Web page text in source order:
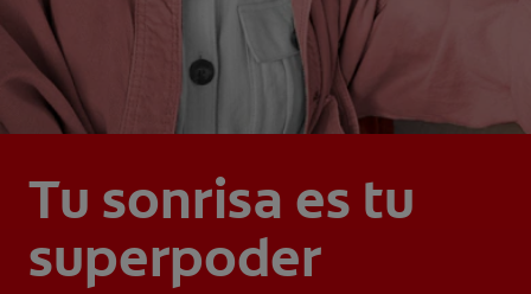
Tu sonrisa es tu
superpoder